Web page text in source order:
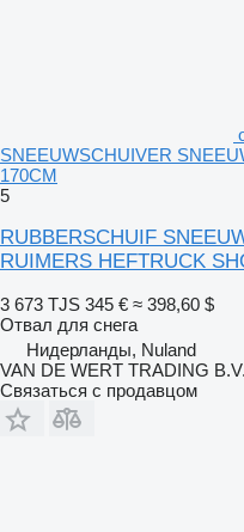
SNEEUWSCHUIVER
170CM
5
RUBBERSCHUIF
RUIMERS HEFTRUCK
3 673 TJS 345 € ≈ 398,60 $
Отвал для снега
Нидерланды, Nuland
VAN DE WERT TRADING B.V.
Связаться с продавцом